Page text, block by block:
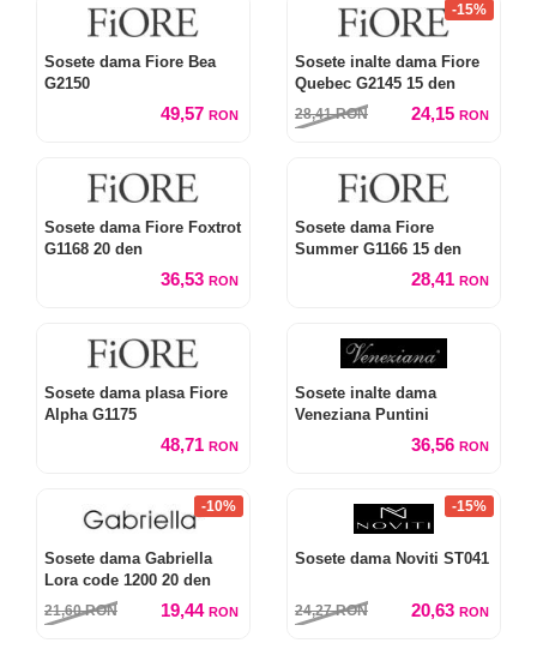
Sosete dama Fiore Bea
G2150
49,57 RON
-15%
Sosete inalte dama Fiore
Quebec G2145 15 den
28,41RON 24,15 RON
Sosete dama Fiore Foxtrot
G1168 20 den
36,53 RON
Sosete dama Fiore
Summer G1166 15 den
28,41 RON
Sosete dama plasa Fiore
Alpha G1175
48,71 RON
Sosete inalte dama
Veneziana Puntini
36,56 RON
-10%
Sosete dama Gabriella
Lora code 1200 20 den
21,60RON 19,44 RON
-15%
Sosete dama Noviti ST041
24,27RON 20,63 RON